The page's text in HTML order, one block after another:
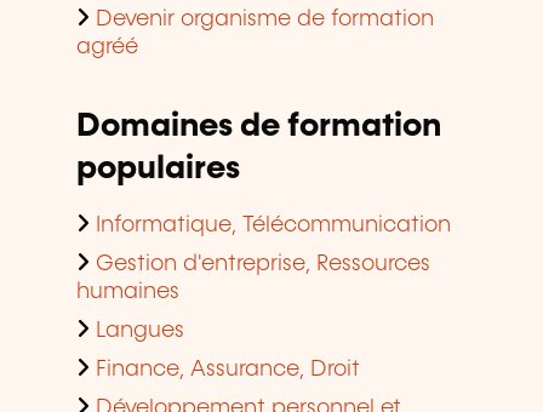
Devenir organisme de formation
agréé
Domaines de formation
populaires
Informatique, Télécommunication
Gestion d'entreprise, Ressources
humaines
Langues
Finance, Assurance, Droit